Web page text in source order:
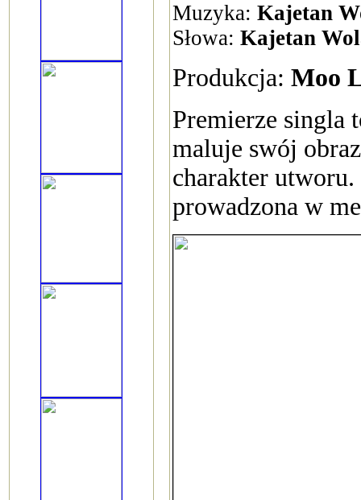
Muzyka: Kajetan
Słowa: Kajetan
Produkcja: Moo
Premierze singla
maluje swój
charakter utworu.
prowadzona w